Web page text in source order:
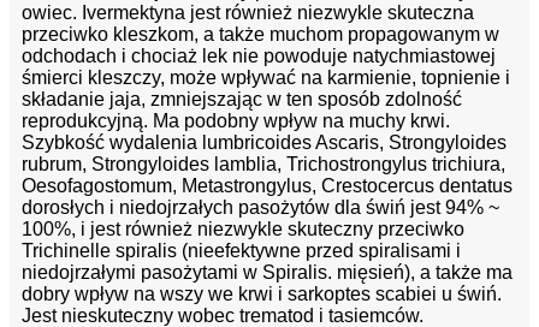
owiec. Ivermektyna jest również niezwykle skuteczna
przeciwko kleszkom, a także muchom propagowanym w
odchodach i chociaż lek nie powoduje natychmiastowej
śmierci kleszczy, może wpływać na karmienie, topnienie i
składanie jaja, zmniejszając w ten sposób zdolność
reprodukcyjną. Ma podobny wpływ na muchy krwi.
Szybkość wydalenia lumbricoides Ascaris, Strongyloides
rubrum, Strongyloides lamblia, Trichostrongylus trichiura,
Oesofagostomum, Metastrongylus, Crestocercus dentatus
dorosłych i niedojrzałych pasożytów dla świń jest 94% ~
100%, i jest również niezwykle skuteczny przeciwko
Trichinelle spiralis (nieefektywne przed spiralisami i
niedojrzałymi pasożytami w Spiralis. mięsień), a także ma
dobry wpływ na wszy we krwi i sarkoptes scabiei u świń.
Jest nieskuteczny wobec trematod i tasiemców.